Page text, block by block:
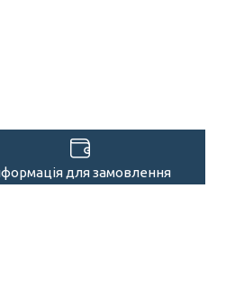
для замовлення